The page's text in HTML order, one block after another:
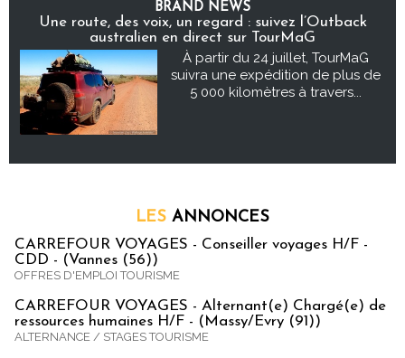
BRAND NEWS
Une route, des voix, un regard : suivez l’Outback
australien en direct sur TourMaG
À partir du 24 juillet, TourMaG
suivra une expédition de plus de
5 000 kilomètres à travers...
LES ANNONCES
CARREFOUR VOYAGES - Conseiller voyages H/F -
CDD - (Vannes (56))
OFFRES D'EMPLOI TOURISME
CARREFOUR VOYAGES - Alternant(e) Chargé(e) de
ressources humaines H/F - (Massy/Evry (91))
ALTERNANCE / STAGES TOURISME